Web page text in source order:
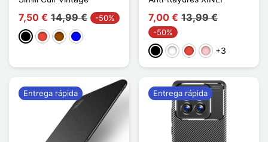
7,50 € 14,99 € -50%
NegroRojoMarrón
Azul
7,00 € 13,99 €
-50%
NegroBlancoRojoRosa+3
Entrega rápida Entrega rápida